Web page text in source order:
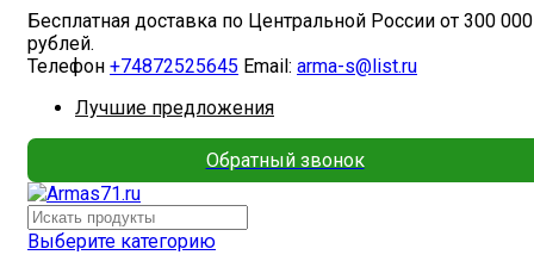
Бесплатная доставка по Центральной России от 300 000
рублей.
Телефон +74872525645 Email: arma-s@list.ru
Лучшие предложения
Обратный звонок
Выберите категорию